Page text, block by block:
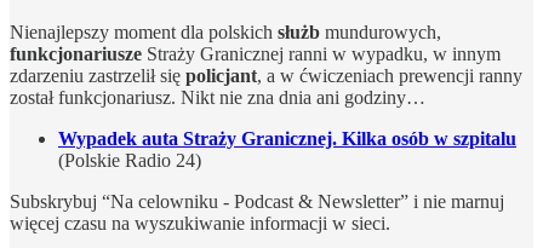
Nienajlepszy moment dla polskich służb mundurowych,
funkcjonariusze Straży Granicznej ranni w wypadku, w innym
zdarzeniu zastrzelił się policjant, a w ćwiczeniach prewencji ranny
został funkcjonariusz. Nikt nie zna dnia ani godziny…
Wypadek auta Straży Granicznej. Kilka osób w szpitalu
(Polskie Radio 24)
Subskrybuj “Na celowniku - Podcast & Newsletter” i nie marnuj
więcej czasu na wyszukiwanie informacji w sieci.